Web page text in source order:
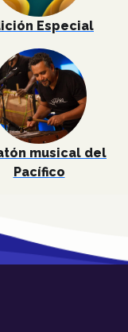
Especial
musical del
Pacífico